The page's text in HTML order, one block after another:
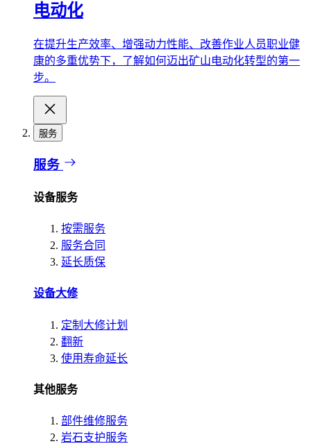
电动化
在提升生产效率、增强动力性能、改善作业人员职业健
康的多重优势下，了解如何迈出矿山电动化转型的第一
步。
服务
服务
设备服务
按需服务
服务合同
延长质保
设备大修
定制大修计划
翻新
使用寿命延长
其他服务
部件维修服务
岩石支护服务